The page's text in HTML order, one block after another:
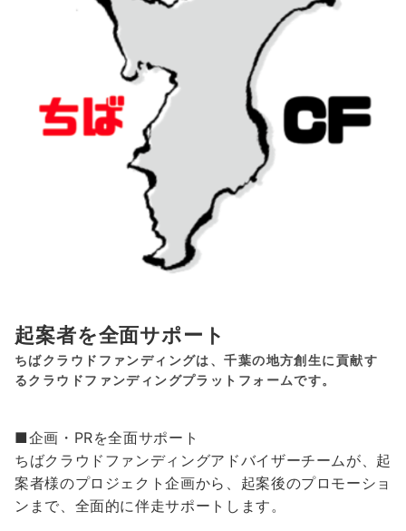
起案者を全面サポート
ちばクラウドファンディングは、千葉の地方創生に貢献す
るクラウドファンディングプラットフォームです。
■企画・PRを全面サポート
ちばクラウドファンディングアドバイザーチームが、起
案者様のプロジェクト企画から、起案後のプロモーショ
ンまで、全面的に伴走サポートします。